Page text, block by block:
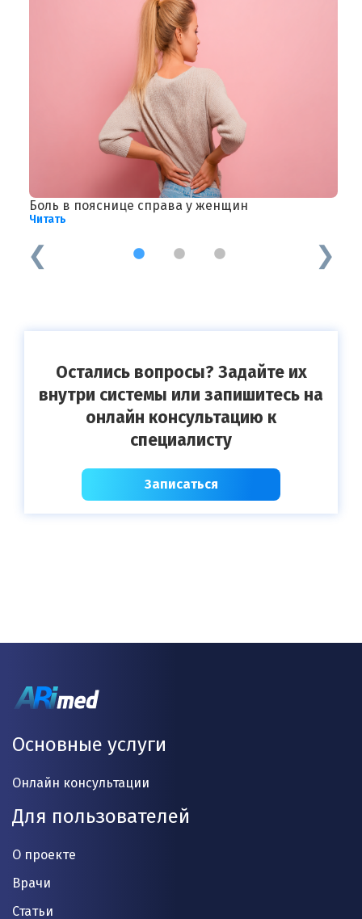
Боль в пояснице справа у женщин
Читать
1 2 3
Остались вопросы? Задайте их
внутри системы или запишитесь на
онлайн консультацию к
специалисту
Записаться
Основные услуги
Онлайн консультации
Для пользователей
О проекте
Врачи
Статьи